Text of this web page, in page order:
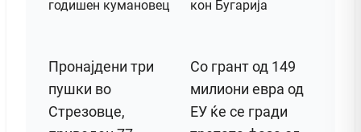
Пронајдени три
пушки во
Стрезовце,
Со грант од 149
милиони евра од
ЕУ ќе се гради